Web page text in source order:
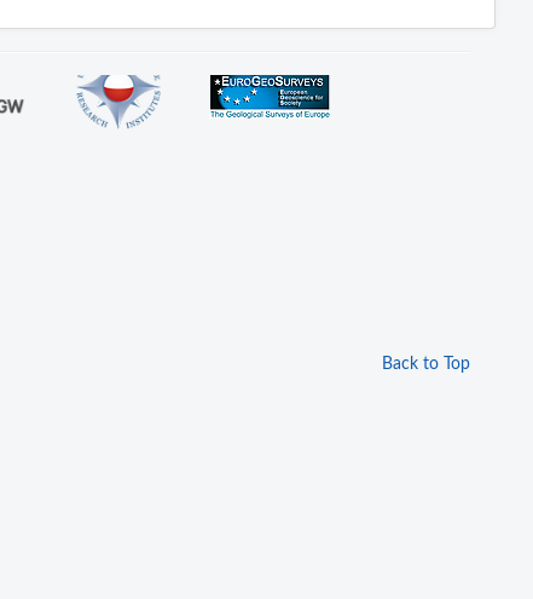
Back to Top